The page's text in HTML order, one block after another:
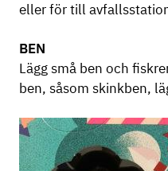
eller för till
BEN
Lägg små ben och
ben, såsom skinkben,